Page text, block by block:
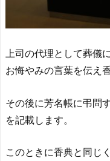
上司の代理として葬儀
お悔やみの言葉を伝え
その後に芳名帳に弔問
を記載します。
このときに香典と同じ